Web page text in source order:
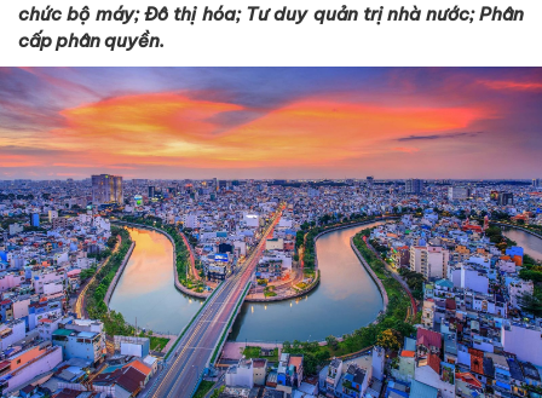
chức bộ máy; Đô thị hóa; Tư duy quản trị nhà nước; Phân
cấp phân quyền.